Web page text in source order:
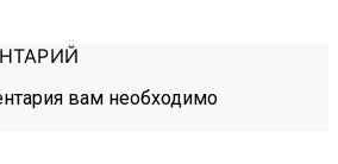
вам необходимо